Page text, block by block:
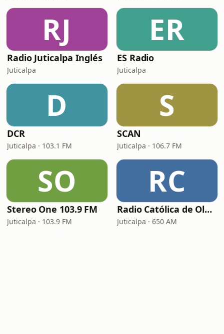
RJ
Radio Juticalpa Inglés
Juticalpa
ER
ES Radio
Juticalpa
D
DCR
Juticalpa · 103.1 FM
S
SCAN
Juticalpa · 106.7 FM
SO
Stereo One 103.9 FM
Juticalpa · 103.9 FM
RC
Radio Católica de Olancho
Juticalpa · 650 AM